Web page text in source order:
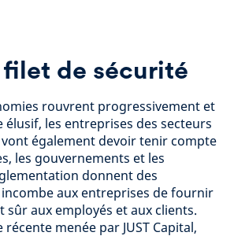
de sécurité
rouvrent progressivement et
élusif, les entreprises des secteurs
vont également devoir tenir compte
les gouvernements et les
donnent des
aux entreprises de fournir
aux employés et aux clients.
menée par JUST Capital,